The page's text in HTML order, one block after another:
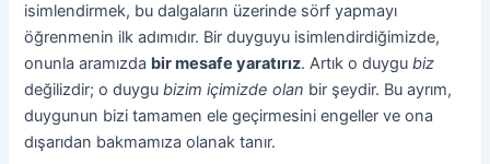
isimlendirmek, bu dalgaların üzerinde sörf yapmayı
öğrenmenin ilk adımıdır. Bir duyguyu isimlendirdiğimizde,
onunla aramızda bir mesafe yaratırız. Artık o duygubiz
değilizdir; o duygubizim içimizde olan bir şeydir. Bu ayrım,
duygunun bizi tamamen ele geçirmesini engeller ve ona
dışarıdan bakmamıza olanak tanır.